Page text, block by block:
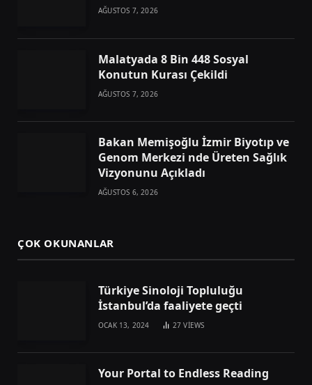
AĞUSTOS 7, 2026
Malatyada 8 Bin 448 Sosyal
Konutun Kurası Çekildi
AĞUSTOS 7, 2026
Bakan Memişoğlu İzmir Biyotıp ve
Genom Merkezi nde Üreten Sağlık
Vizyonunu Açıkladı
AĞUSTOS 6, 2026
ÇOK OKUNANLAR
Türkiye Sinoloji Topluluğu
İstanbul’da faaliyete geçti
OCAK 13, 2024 27VIEWS
Your Portal to Endless Reading